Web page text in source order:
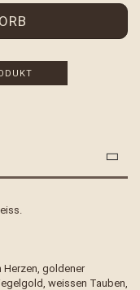
goldener
weissen Tauben,